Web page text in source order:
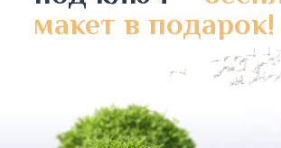
макет в подарок!